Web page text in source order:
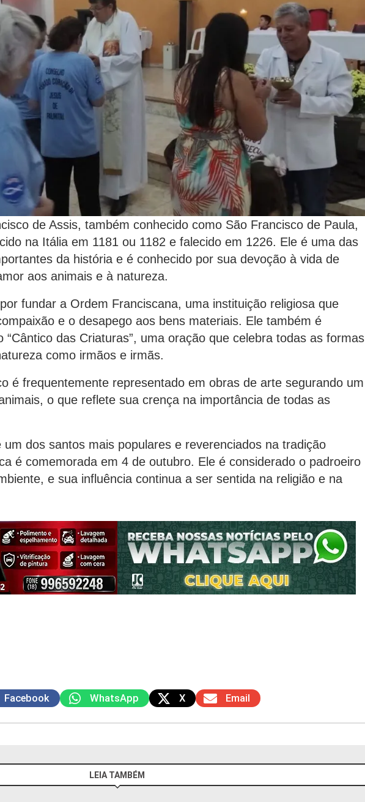
de Assis, também conhecido como São Francisco de Paula,
na Itália em 1181 ou 1182 e falecido em 1226. Ele é uma das
da história e é conhecido por sua devoção à vida de
aos animais e à natureza.
fundar a Ordem Franciscana, uma instituição religiosa que
e o desapego aos bens materiais. Ele também é
“Cântico das Criaturas”, uma oração que celebra todas as formas
como irmãos e irmãs.
é frequentemente representado em obras de arte segurando um
o que reflete sua crença na importância de todas as
um dos santos mais populares e reverenciados na tradição
é comemorada em 4 de outubro. Ele é considerado o padroeiro
e sua influência continua a ser sentida na religião e na
Facebook WhatsApp X Email
LEIA TAMBÉM